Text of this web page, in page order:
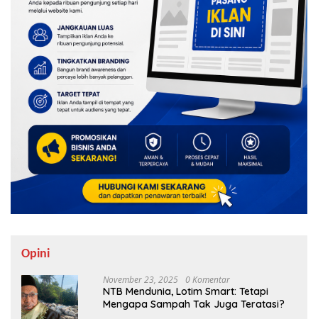
Opini
November 23, 2025 0 Komentar
NTB Mendunia, Lotim Smart: Tetapi
Mengapa Sampah Tak Juga Teratasi?